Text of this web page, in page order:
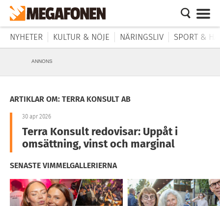
NYHETER KULTUR & NÖJE NÄRINGSLIV SPORT &
ANNONS
ARTIKLAR OM: TERRA KONSULT AB
30 apr 2026
Terra Konsult redovisar: Uppåt i
omsättning, vinst och marginal
SENASTE VIMMELGALLERIERNA